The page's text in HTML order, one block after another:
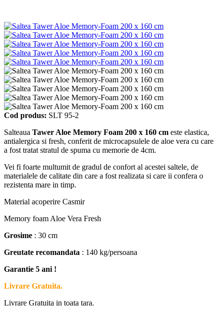
Cod produs: SLT 95-2
Salteaua Tawer Aloe Memory Foam 200 x 160 cm este elastica,
antialergica si fresh, conferit de microcapsulele de aloe vera cu care
a fost tratat stratul de spuma cu memorie de 4cm.
Vei fi foarte multumit de gradul de confort al acestei saltele, de
materialele de calitate din care a fost realizata si care ii confera o
rezistenta mare in timp.
Material acoperire Casmir
Memory foam Aloe Vera Fresh
Grosime : 30 cm
Greutate recomandata : 140 kg/persoana
Garantie 5 ani !
Livrare Gratuita.
Livrare Gratuita in toata tara.